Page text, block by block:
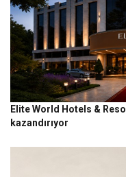
Elite World Hotels &
kazandırıyor